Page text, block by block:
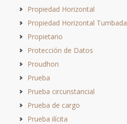
Propiedad Horizontal
Propiedad Horizontal Tumbada
Propietario
Protección de Datos
Proudhon
Prueba
Prueba circunstancial
Prueba de cargo
Prueba ilícita